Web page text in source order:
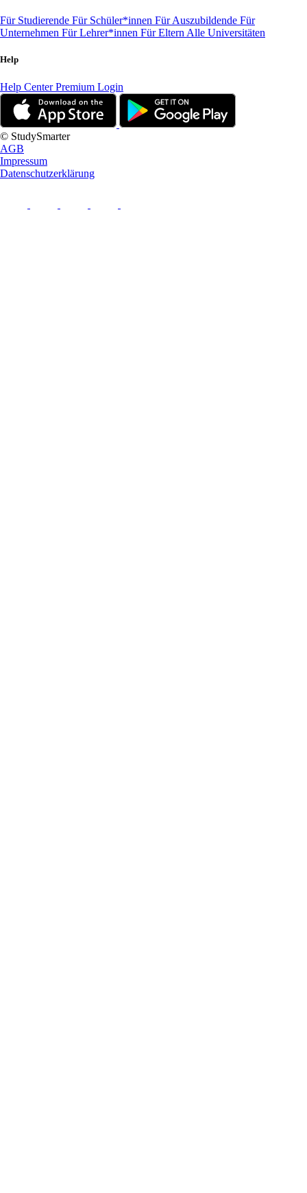
Für Studierende Für Schüler*innen Für Auszubildende Für
Unternehmen Für Lehrer*innen Für Eltern Alle Universitäten
Help
Help CenterPremium Login
© StudySmarter
AGB
Impressum
Datenschutzerklärung